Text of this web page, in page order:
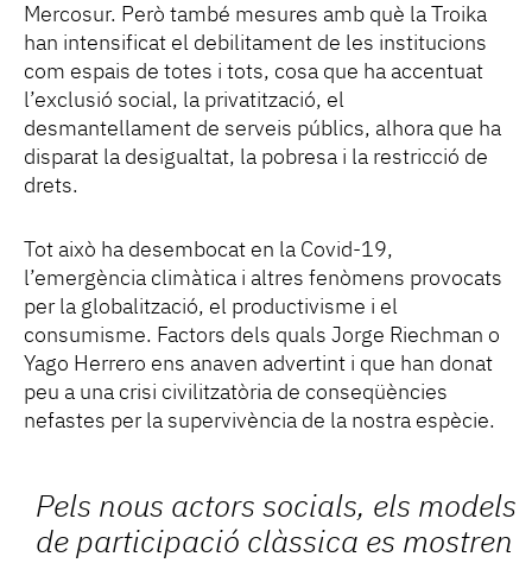
Mercosur. Però també mesures amb què la Troika
han intensificat el debilitament de les institucions
com espais de totes i tots, cosa que ha accentuat
l’exclusió social, la privatització, el
desmantellament de serveis públics, alhora que ha
disparat la desigualtat, la pobresa i la restricció de
drets.
Tot això ha desembocat en la Covid-19,
l’emergència climàtica i altres fenòmens provocats
per la globalització, el productivisme i el
consumisme. Factors dels quals Jorge Riechman o
Yago Herrero ens anaven advertint i que han donat
peu a una crisi civilitzatòria de conseqüències
nefastes per la supervivència de la nostra espècie.
Pels nous actors socials, els models
de participació clàssica es mostren